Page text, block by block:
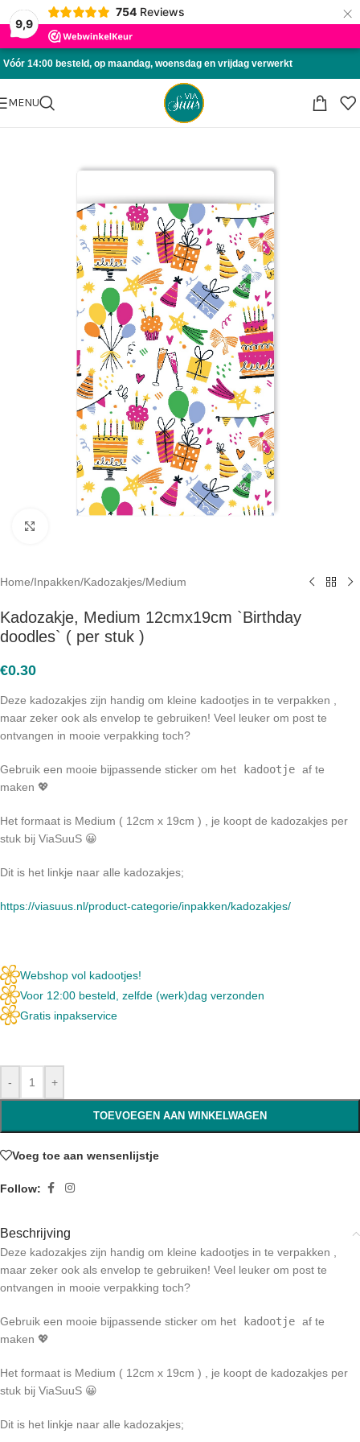
9,9
754 Reviews ×
Skip to navigation
Skip to main content
Vóór 14:00 besteld, op maandag, woensdag en vrijdag verwerkt
MENU
Home/Inpakken/Kadozakjes/Medium
Kadozakje, Medium 12cmx19cm `Birthday
doodles` ( per stuk )
€0.30
Deze kadozakjes zijn handig om kleine kadootjes in te verpakken ,
maar zeker ook als envelop te gebruiken! Veel leuker om post te
ontvangen in mooie verpakking toch?
Gebruik een mooie bijpassende sticker om het kadootje af te
maken 💖
Het formaat is Medium ( 12cm x 19cm ) , je koopt de kadozakjes per
stuk bij ViaSuuS 😀
Dit is het linkje naar alle kadozakjes;
https://viasuus.nl/product-categorie/inpakken/kadozakjes/
Webshop vol kadootjes!
Voor 12:00 besteld, zelfde (werk)dag verzonden
Gratis inpakservice
- +
TOEVOEGEN AAN WINKELWAGEN
Voeg toe aan wensenlijstje
Follow:
Beschrijving
Deze kadozakjes zijn handig om kleine kadootjes in te verpakken ,
maar zeker ook als envelop te gebruiken! Veel leuker om post te
ontvangen in mooie verpakking toch?
Gebruik een mooie bijpassende sticker om het kadootje af te
maken 💖
Het formaat is Medium ( 12cm x 19cm ) , je koopt de kadozakjes per
stuk bij ViaSuuS 😀
Dit is het linkje naar alle kadozakjes;